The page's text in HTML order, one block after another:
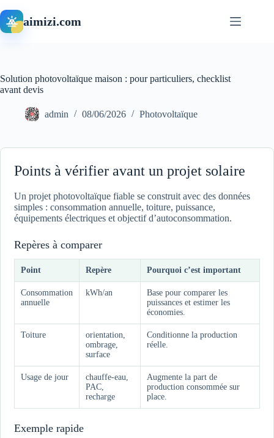
au
contenuaimizi.com
Solution photovoltaïque maison : pour particuliers, checklist
avant devis
admin 08/06/2026 Photovoltaïque
Points à vérifier avant un projet solaire
Un projet photovoltaïque fiable se construit avec des données
simples : consommation annuelle, toiture, puissance,
équipements électriques et objectif d’autoconsommation.
Repères à comparer
Point Repère Pourquoi c’est important
Consommation
annuelle
kWh/an
Base pour comparer les
puissances et estimer les
économies.
Toiture
orientation,
ombrage,
surface
Conditionne la production
réelle.
Usage de jour
chauffe-eau,
PAC,
recharge
Augmente la part de
production consommée sur
place.
Exemple rapide